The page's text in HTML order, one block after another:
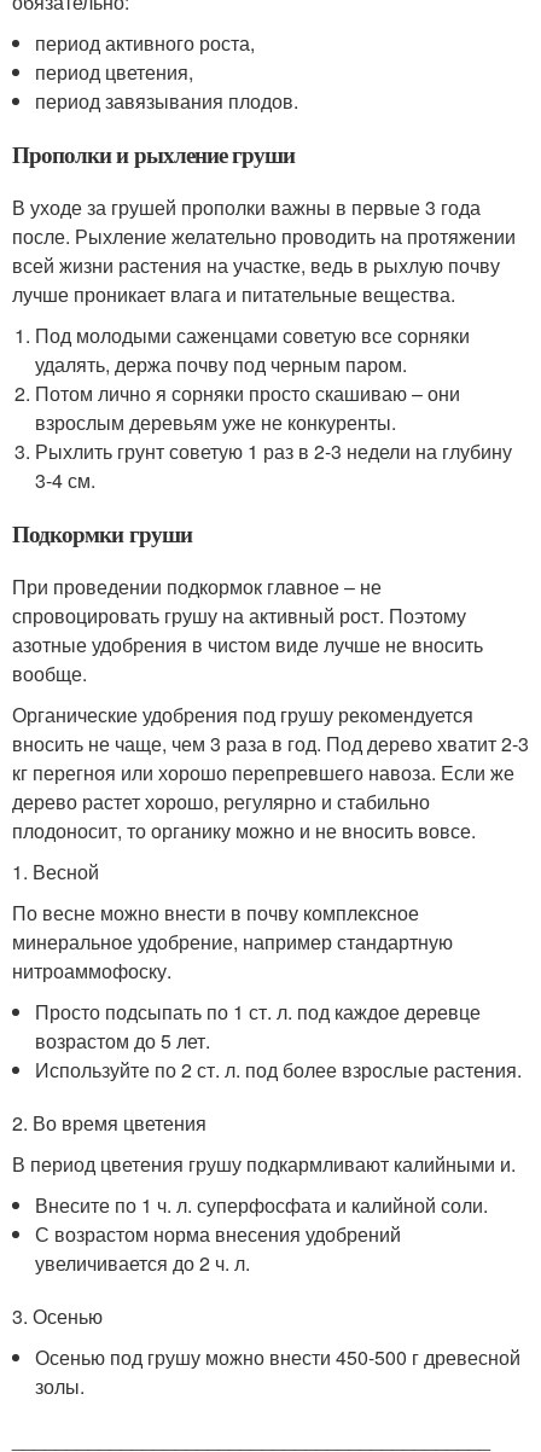
период активного роста,
период цветения,
период завязывания плодов.
Прополки и рыхление груши
В уходе за грушей прополки важны в первые 3 года
после. Рыхление желательно проводить на протяжении
всей жизни растения на участке, ведь в рыхлую почву
лучше проникает влага и питательные вещества.
Под молодыми саженцами советую все сорняки
удалять, держа почву под черным паром.
Потом лично я сорняки просто скашиваю – они
взрослым деревьям уже не конкуренты.
Рыхлить грунт советую 1 раз в 2-3 недели на глубину
3-4 см.
Подкормки груши
При проведении подкормок главное – не
спровоцировать грушу на активный рост. Поэтому
азотные удобрения в чистом виде лучше не вносить
вообще.
Органические удобрения под грушу рекомендуется
вносить не чаще, чем 3 раза в год. Под дерево хватит 2-3
кг перегноя или хорошо перепревшего навоза. Если же
дерево растет хорошо, регулярно и стабильно
плодоносит, то органику можно и не вносить вовсе.
1. Весной
По весне можно внести в почву комплексное
минеральное удобрение, например стандартную
нитроаммофоску.
Просто подсыпать по 1 ст. л. под каждое деревце
возрастом до 5 лет.
Используйте по 2 ст. л. под более взрослые растения.
2. Во время цветения
В период цветения грушу подкармливают калийными и.
Внесите по 1 ч. л. суперфосфата и калийной соли.
С возрастом норма внесения удобрений
увеличивается до 2 ч. л.
3. Осенью
Осенью под грушу можно внести 450-500 г древесной
золы.